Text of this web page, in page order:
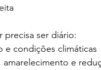
ser diário:
e condições climáticas
amarelecimento e